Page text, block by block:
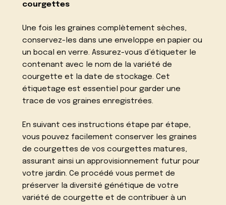
courgettes
Une fois les graines complètement sèches,
conservez-les dans une enveloppe en papier ou
un bocal en verre. Assurez-vous d’étiqueter le
contenant avec le nom de la variété de
courgette et la date de stockage. Cet
étiquetage est essentiel pour garder une
trace de vos graines enregistrées.
En suivant ces instructions étape par étape,
vous pouvez facilement conserver les graines
de courgettes de vos courgettes matures,
assurant ainsi un approvisionnement futur pour
votre jardin. Ce procédé vous permet de
préserver la diversité génétique de votre
variété de courgette et de contribuer à un